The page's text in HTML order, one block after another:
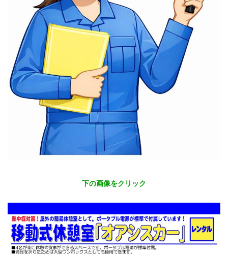
下の画像をクリック